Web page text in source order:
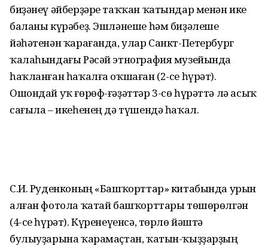
биҙәнеү әйберҙәре таҡҡан ҡатындар менән ике
баланы күрәбеҙ. Эшләнеше һәм биҙәлеше
йәһәтенән ҡарағанда, улар Санкт-Петербург
ҡалаһындағы Рәсәй этнография музейында
һаҡланған һаҡалға оҡшаған (2-се һүрәт).
Ошондай уҡ ғөрөф-ғәҙәттәр 3-сө һүрәттә лә асыҡ
сағыла – икеһенең дә түшендә һаҡал.
С.И. Руденконың «Башҡорттар» китабында урын
алған фотола ҡатай башҡорттары төшөрөлгән
(4-се һүрәт). Күренеүенсә, төрлө йәштә
булыуҙарына ҡарамаҫтан, ҡатын-ҡыҙҙарҙың